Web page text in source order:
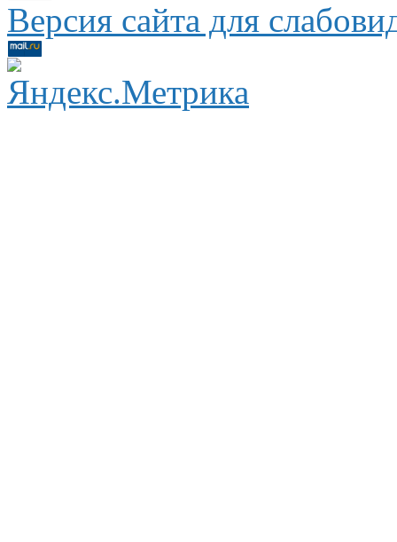
Версия сайта для